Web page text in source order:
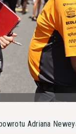
Adriana